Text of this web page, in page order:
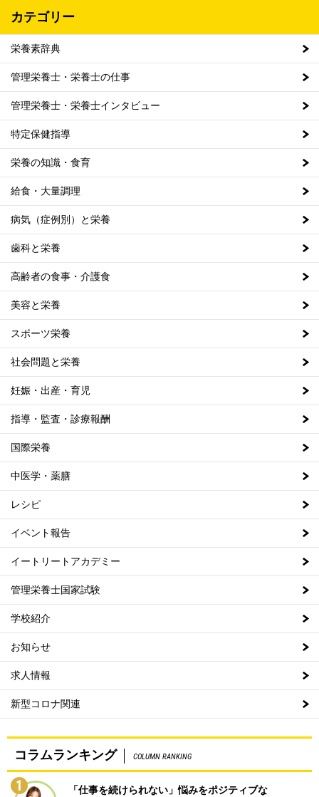
カテゴリー
栄養素辞典
管理栄養士・栄養士の仕事
管理栄養士・栄養士インタビュー
特定保健指導
栄養の知識・食育
給食・大量調理
病気（症例別）と栄養
歯科と栄養
高齢者の食事・介護食
美容と栄養
スポーツ栄養
社会問題と栄養
妊娠・出産・育児
指導・監査・診療報酬
国際栄養
中医学・薬膳
レシピ
イベント報告
イートリートアカデミー
管理栄養士国家試験
学校紹介
お知らせ
求人情報
新型コロナ関連
コラムランキング COLUMN RANKING
1
「仕事を続けられない」悩みをポジティブな